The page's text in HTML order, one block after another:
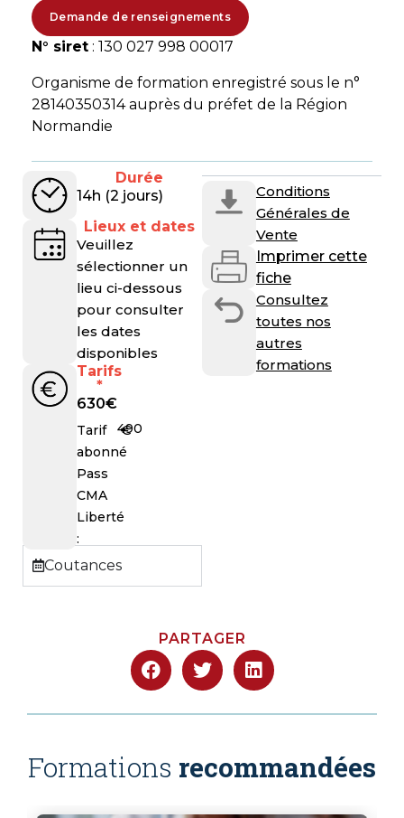
Demande de renseignements
N° siret : 130 027 998 00017
Organisme de formation enregistré sous le n°
28140350314 auprès du préfet de la Région
Normandie
Durée
14h (2 jours)
Lieux et dates
Veuillez
sélectionner un
lieu ci-dessous
pour consulter
les dates
disponibles
Coutances
Tarifs
*
630€
Tarif
abonné
Pass
CMA
Liberté
:
490
€
Conditions
Générales de
Vente
Imprimer cette
fiche
Consultez
toutes nos
autres
formations
PARTAGER
Formations recommandées